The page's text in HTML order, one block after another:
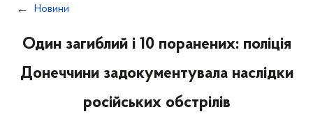
Новини
Один загиблий і 10 поранених: поліція
Донеччини задокументувала наслідки
російських обстрілів